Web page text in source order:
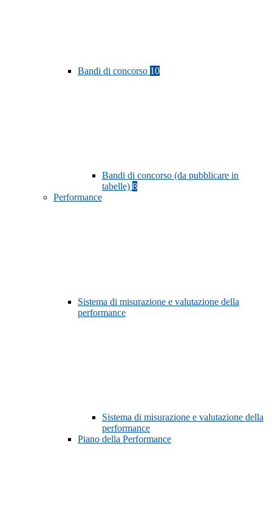
Bandi di concorso 10
Bandi di concorso (da pubblicare in
tabelle) 8
Performance
Sistema di misurazione e valutazione della
performance
Sistema di misurazione e valutazione della
performance
Piano della Performance